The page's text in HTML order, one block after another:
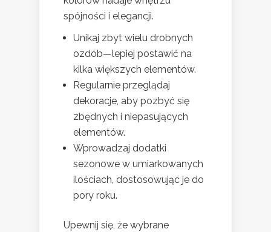
spójności i elegancji.
Unikaj zbyt wielu drobnych
ozdób—lepiej postawić na
kilka większych elementów.
Regularnie przeglądaj
dekoracje, aby pozbyć się
zbędnych i niepasujących
elementów.
Wprowadzaj dodatki
sezonowe w umiarkowanych
ilościach, dostosowując je do
pory roku.
Upewnij się, że wybrane